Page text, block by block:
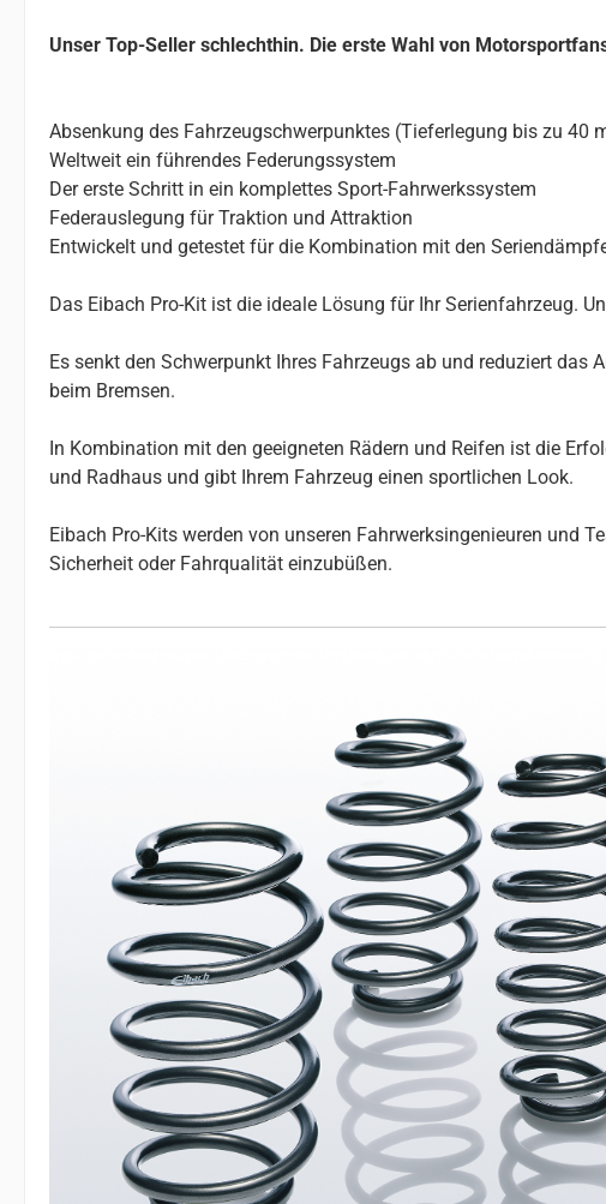
Unser Top-Seller schlechthin. Die erste Wahl von
Absenkung des Fahrzeugschwerpunktes (Tieferlegung bis zu 40
Weltweit ein führendes Federungssystem
Der erste Schritt in ein komplettes Sport-Fahrwerkssystem
Federauslegung für Traktion und Attraktion
Entwickelt und getestet für die Kombination mit den
Das Eibach Pro-Kit ist die ideale Lösung für Ihr Serienfahrzeug.
Es senkt den Schwerpunkt Ihres Fahrzeugs ab und reduziert
beim Bremsen.
In Kombination mit den geeigneten Rädern und Reifen ist die
und Radhaus und gibt Ihrem Fahrzeug einen sportlichen Look.
Eibach Pro-Kits werden von unseren Fahrwerksingenieuren und
Sicherheit oder Fahrqualität einzubüßen.